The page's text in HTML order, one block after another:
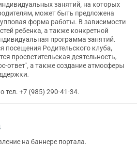
занятий, на которых
может быть предложена
форма работы. В зависимости
ребенка, а также конкретной
программа занятий.
посещения Родительского клуба,
просветительская деятельность,
ответ", а также создание атмосферы
тел. +7 (985) 290-41-34.
на баннере портала.